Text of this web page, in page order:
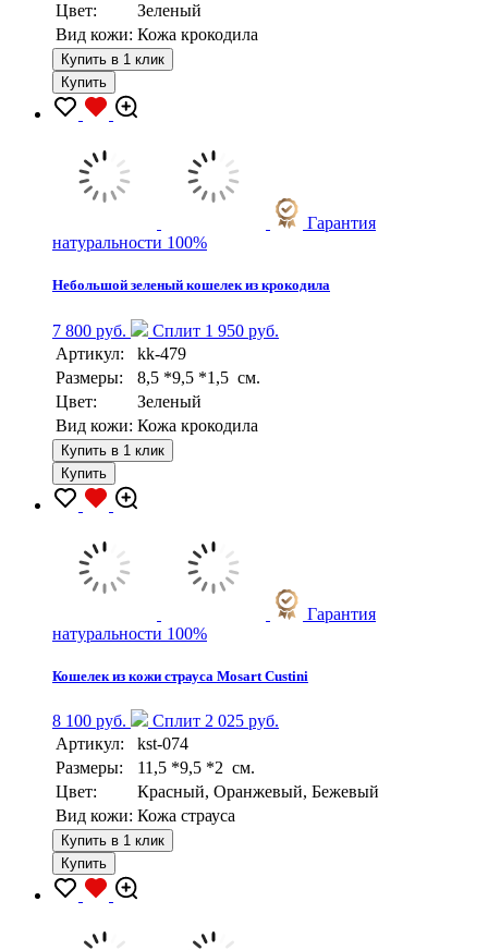
Цвет:
Зеленый
Вид кожи: Кожа крокодила
Купить в 1 клик
Купить
Гарантия
натуральности 100%
Небольшой зеленый кошелек из крокодила
7 800 руб.
Сплит 1 950 руб.
Артикул:
kk-479
Размеры:
8,5 *9,5 *1,5 см.
Цвет:
Зеленый
Вид кожи: Кожа крокодила
Купить в 1 клик
Купить
Гарантия
натуральности 100%
Кошелек из кожи страуса Mosart Custini
8 100 руб.
Сплит 2 025 руб.
Артикул:
kst-074
Размеры:
11,5 *9,5 *2 см.
Цвет:
Красный, Оранжевый, Бежевый
Вид кожи: Кожа страуса
Купить в 1 клик
Купить